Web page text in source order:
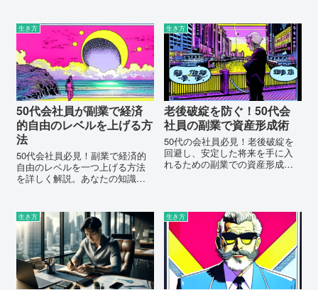
生き方
50代会社員が副業で経済
的自由のレベルを上げる方
法
50代会社員必見！副業で経済的
自由のレベルを一つ上げる方法
を詳しく解説。あなたの知識と
生き方
老後破綻を防ぐ！50代会
社員の副業で資産形成術
50代の会社員必見！老後破綻を
回避し、安定した将来を手に入
れるための副業での資産形成の
生き方 生き方